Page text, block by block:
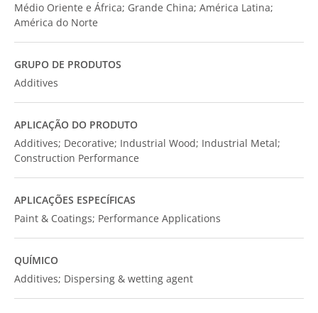
Médio Oriente e África; Grande China; América Latina;
América do Norte
GRUPO DE PRODUTOS
Additives
APLICAÇÃO DO PRODUTO
Additives; Decorative; Industrial Wood; Industrial Metal;
Construction Performance
APLICAÇÕES ESPECÍFICAS
Paint & Coatings; Performance Applications
QUÍMICO
Additives; Dispersing & wetting agent